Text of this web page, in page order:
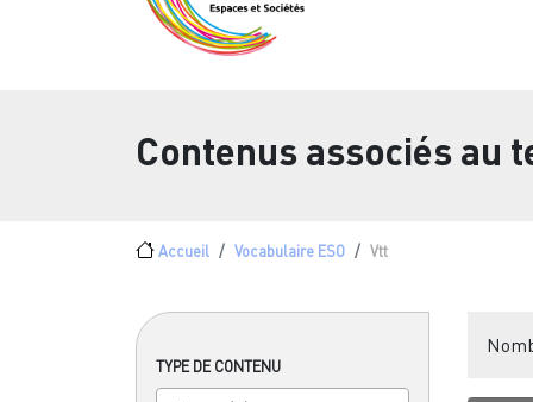
Contenus associés au
Fil d'Ariane
Accueil Vocabulaire ESO Vtt
TYPE DE CONTENU